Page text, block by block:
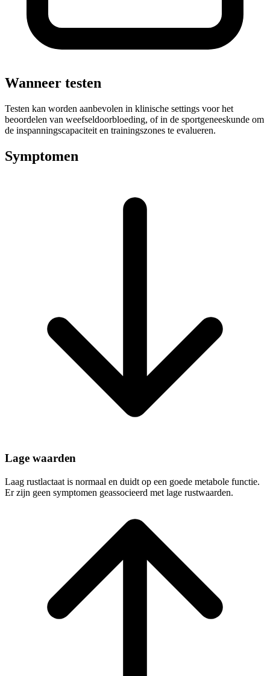
Wanneer testen
Testen kan worden aanbevolen in klinische settings voor het
beoordelen van weefseldoorbloeding, of in de sportgeneeskunde om
de inspanningscapaciteit en trainingszones te evalueren.
Symptomen
Lage waarden
Laag rustlactaat is normaal en duidt op een goede metabole functie.
Er zijn geen symptomen geassocieerd met lage rustwaarden.